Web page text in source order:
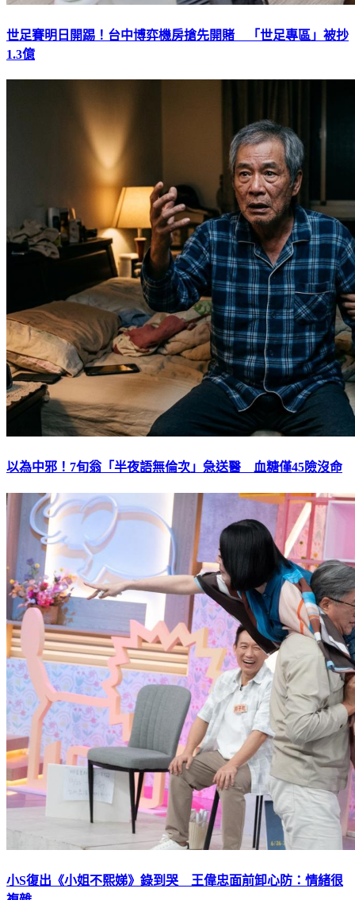
世足賽明日開踢！台中博弈機房搶先開賭 「世足專區」被抄
1.3億
以為中邪！7旬翁「半夜語無倫次」急送醫 血糖僅45險沒命
小S復出《小姐不熙娣》錄到哭 王偉忠面前卸心防：情緒很